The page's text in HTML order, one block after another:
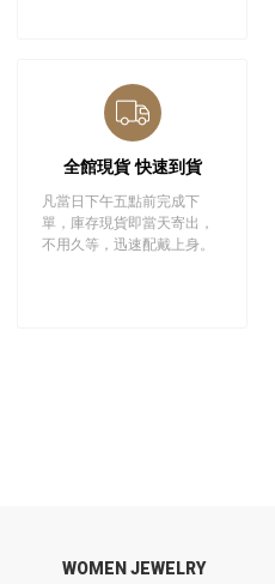
全館現貨 快速到貨
凡當日下午五點前完成下
單，庫存現貨即當天寄出，
不用久等，迅速配戴上身。
WOMEN JEWELRY